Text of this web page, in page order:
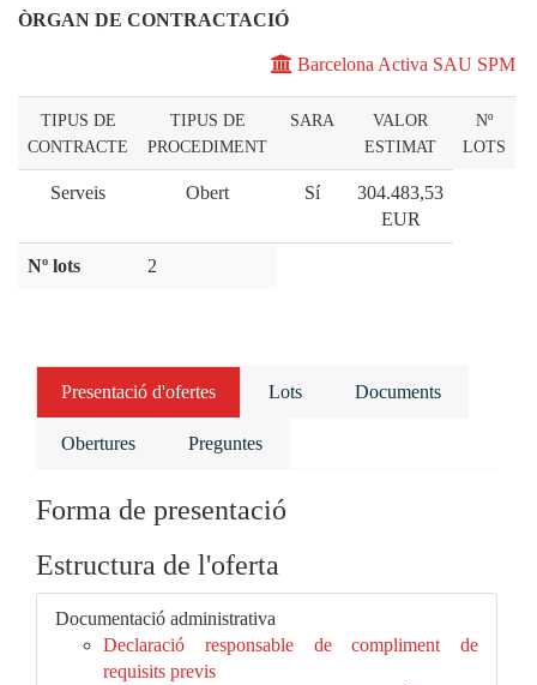
ÒRGAN DE CONTRACTACIÓ
Barcelona Activa SAU SPM
TIPUS DE
CONTRACTE
TIPUS DE
PROCEDIMENT
SARA
VALOR
ESTIMAT
Nº
LOTS
Serveis Obert Sí
304.483,53
EUR
Nº lots 2
Presentació d'ofertes Lots Documents
Obertures Preguntes
Forma de presentació
Estructura de l'oferta
Documentació administrativa
Declaració responsable de compliment de
requisits previs